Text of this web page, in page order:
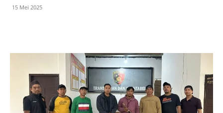
15 Mei 2025